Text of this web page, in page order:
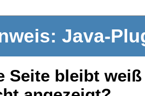
Java-
Seite bleibt